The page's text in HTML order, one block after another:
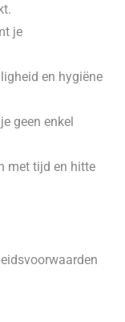
je
en hygiëne
geen enkel
met tijd en hitte